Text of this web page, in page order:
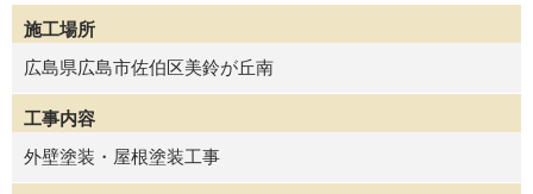
施工場所
広島県広島市佐伯区美鈴が丘南
工事内容
外壁塗装・屋根塗装工事